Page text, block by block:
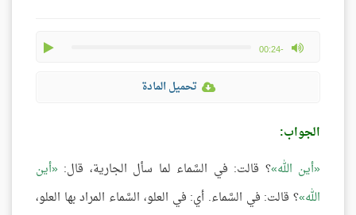
-00:24
max volume
تحميل المادة
الجواب:
أين الله ؟ قالت: في السَّماء لما سأل الجارية، قال: أين
الله ؟ قالت: في السَّماء. أي: في العلو، السَّماء المراد بها العلو،